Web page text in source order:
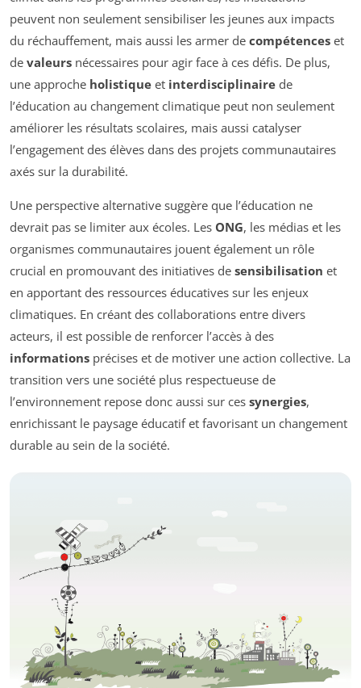
peuvent non seulement sensibiliser les jeunes aux impacts
du réchauffement, mais aussi les armer de compétences et
de valeurs nécessaires pour agir face à ces défis. De plus,
une approche holistique et interdisciplinaire de
l’éducation au changement climatique peut non seulement
améliorer les résultats scolaires, mais aussi catalyser
l’engagement des élèves dans des projets communautaires
axés sur la durabilité.
Une perspective alternative suggère que l’éducation ne
devrait pas se limiter aux écoles. Les ONG, les médias et les
organismes communautaires jouent également un rôle
crucial en promouvant des initiatives de sensibilisation et
en apportant des ressources éducatives sur les enjeux
climatiques. En créant des collaborations entre divers
acteurs, il est possible de renforcer l’accès à des
informations précises et de motiver une action collective. La
transition vers une société plus respectueuse de
l’environnement repose donc aussi sur ces synergies,
enrichissant le paysage éducatif et favorisant un changement
durable au sein de la société.